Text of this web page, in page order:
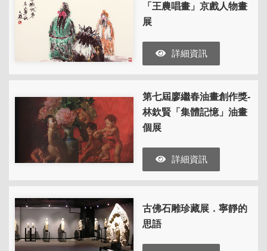
「王農唱畫」京戲人物畫
展
詳細資訊
第七屆廖繼春油畫創作獎-
林欽賢「集體記憶」油畫
個展
詳細資訊
古佛石雕珍藏展．寧靜的
思語